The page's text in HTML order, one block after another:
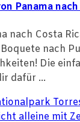
Panama
nach Costa
nach
Die
dafür ...